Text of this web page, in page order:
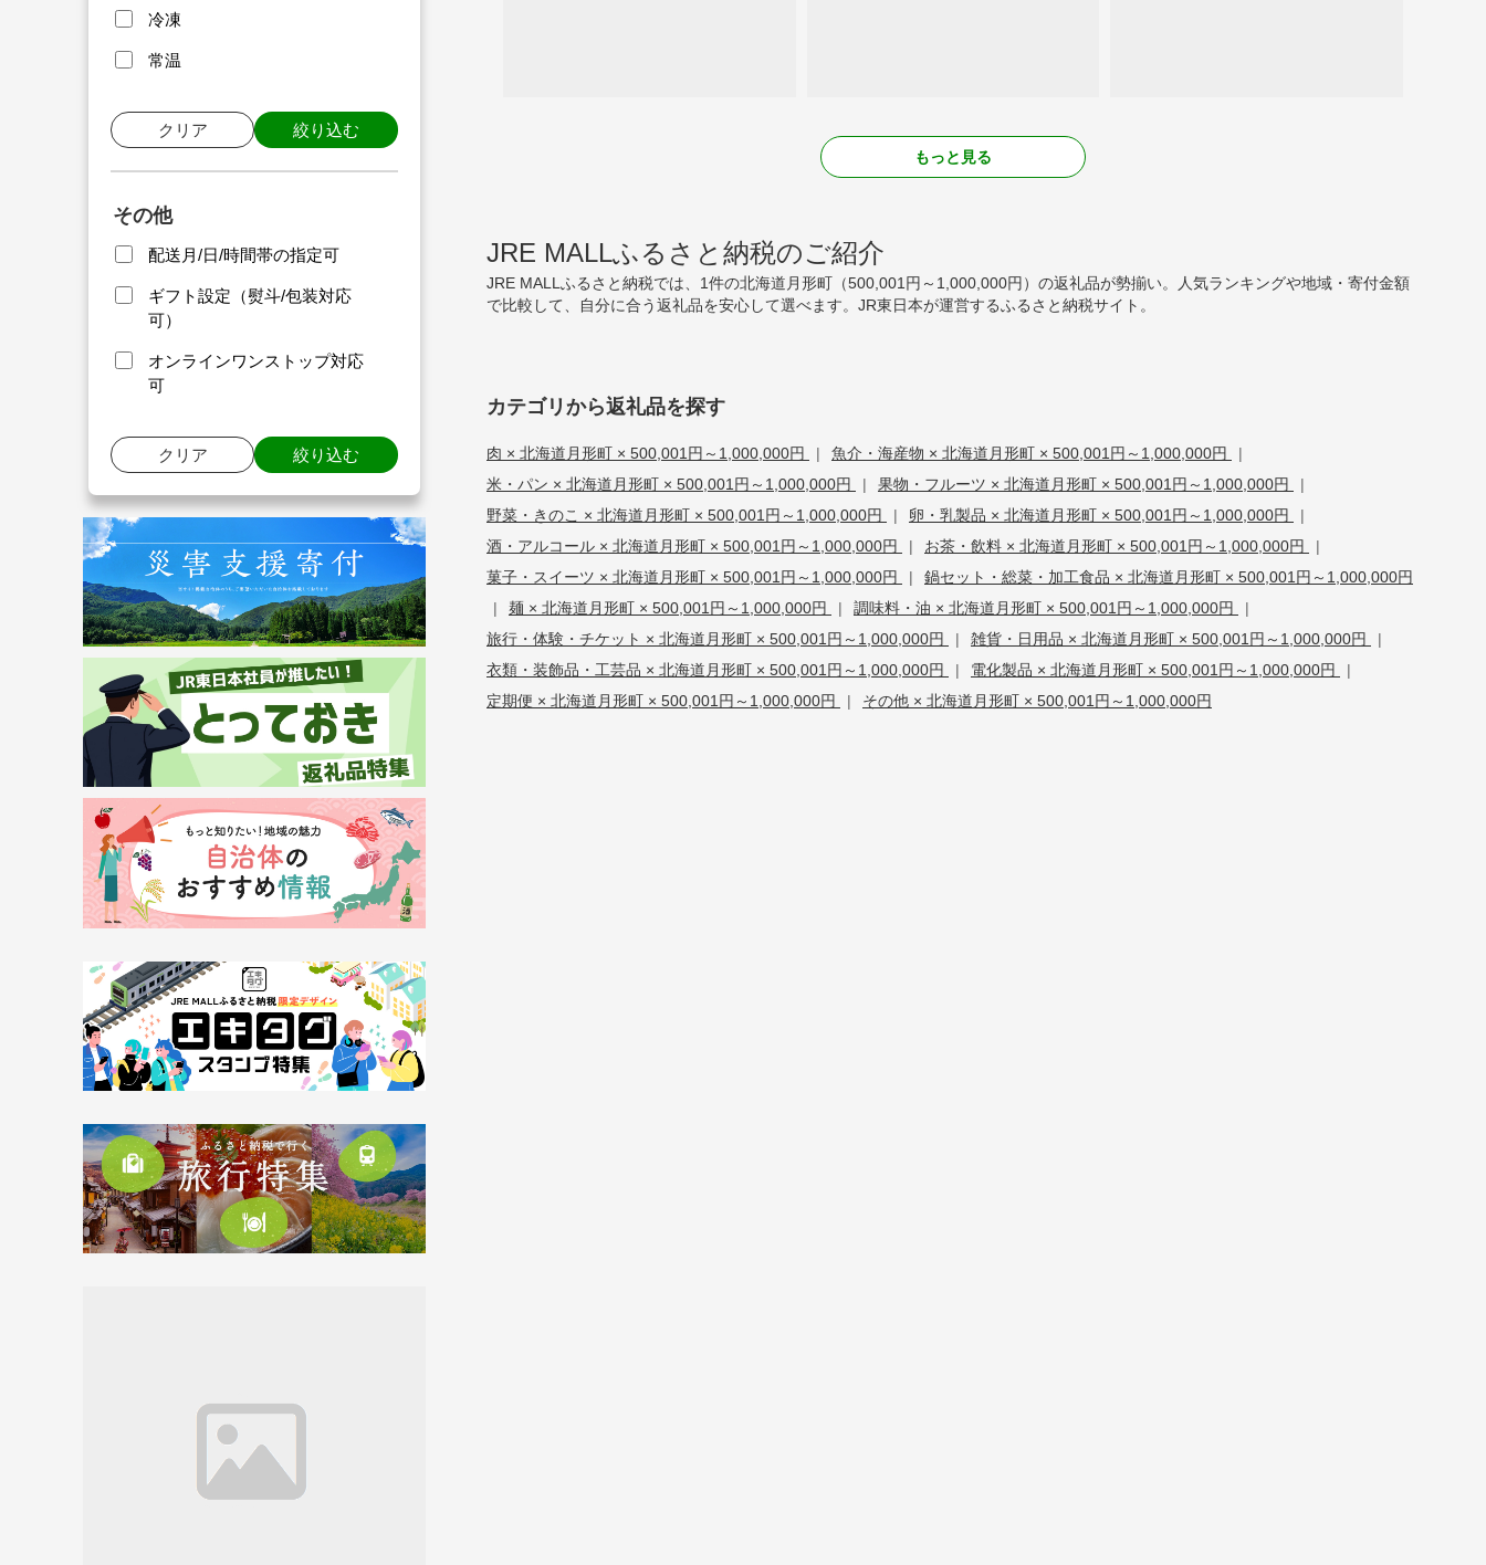
冷凍
常温
クリア 絞り込む
その他
配送月/日/時間帯の指定可
ギフト設定（熨斗/包装対応
可）
オンラインワンストップ対応
可
クリア 絞り込む
もっと見る
JRE MALLふるさと納税のご紹介
JRE MALLふるさと納税では、1件の北海道月形町（500,001円～1,000,000円）の返礼品が勢揃い。人気ランキングや地域・寄付金額
で比較して、自分に合う返礼品を安心して選べます。JR東日本が運営するふるさと納税サイト。
カテゴリから返礼品を探す
肉 × 北海道月形町 × 500,001円～1,000,000円 | 魚介・海産物 × 北海道月形町 × 500,001円～1,000,000円
|
米・パン × 北海道月形町 × 500,001円～1,000,000円
| 果物・フルーツ × 北海道月形町 × 500,001円～1,000,000円
|
野菜・きのこ × 北海道月形町 × 500,001円～1,000,000円
| 卵・乳製品 × 北海道月形町 × 500,001円～1,000,000円
|
酒・アルコール × 北海道月形町 × 500,001円～1,000,000円
| お茶・飲料 × 北海道月形町 × 500,001円～1,000,000円
|
菓子・スイーツ × 北海道月形町 × 500,001円～1,000,000円
|
鍋セット・総菜・加工食品 × 北海道月形町 × 500,001円～1,000,000円
|
麺 × 北海道月形町 × 500,001円～1,000,000円 | 調味料・油 × 北海道月形町 × 500,001円～1,000,000円
|
旅行・体験・チケット × 北海道月形町 × 500,001円～1,000,000円
| 雑貨・日用品 × 北海道月形町 × 500,001円～1,000,000円
|
衣類・装飾品・工芸品 × 北海道月形町 × 500,001円～1,000,000円
| 電化製品 × 北海道月形町 × 500,001円～1,000,000円
|
定期便 × 北海道月形町 × 500,001円～1,000,000円
| その他 × 北海道月形町 × 500,001円～1,000,000円